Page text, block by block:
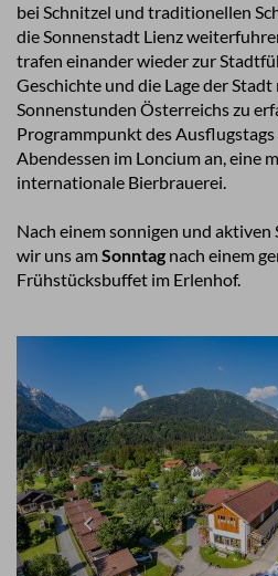
bei Schnitzel und traditionellen
die Sonnenstadt Lienz
trafen einander wieder zur
Geschichte und die Lage der
Sonnenstunden Österreichs zu
Programmpunkt des
Abendessen im Loncium an, eine
internationale Bierbrauerei.
Nach einem sonnigen und aktiven
wir uns amSonntag nach einem
Frühstücksbuffet im Erlenhof.